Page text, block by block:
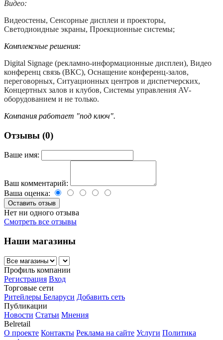
Видео:
Видеостены, Сенсорные дисплеи и проекторы,
Светодиоидные экраны, Проекционные системы;
Комплексные решения:
Digital Signage (рекламно-информационные дисплеи), Видео
конференц связь (ВКС), Оснащение конференц-залов,
переговорных, Ситуационных центров и диспетчерских,
Концертных залов и клубов, Системы управления AV-
оборудованием и не только.
Компания работает "под ключ".
Отзывы (0)
Ваше имя:
Ваш комментарий:
Ваша оценка:
Нет ни одного отзыва
Смотреть все отзывы
Наши магазины
Профиль компании
Регистрация Вход
Торговые сети
Ритейлеры Беларуси Добавить сеть
Публикации
Новости Статьи Мнения
Belretail
О проекте Контакты Реклама на сайте Услуги Политика